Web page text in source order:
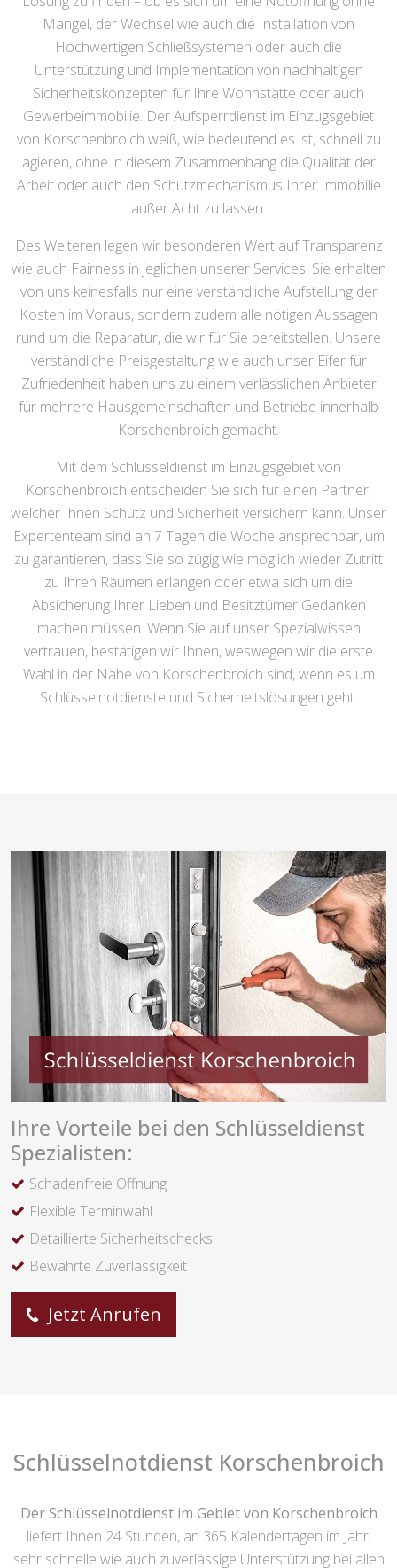
Mangel, der Wechsel wie auch die Installation von
Hochwertigen Schließsystemen oder auch die
Unterstützung und Implementation von nachhaltigen
Sicherheitskonzepten für Ihre Wohnstätte oder auch
Gewerbeimmobilie. Der Aufsperrdienst im Einzugsgebiet
von Korschenbroich weiß, wie bedeutend es ist, schnell zu
agieren, ohne in diesem Zusammenhang die Qualität der
Arbeit oder auch den Schutzmechanismus Ihrer Immobilie
außer Acht zu lassen.
Des Weiteren legen wir besonderen Wert auf Transparenz
wie auch Fairness in jeglichen unserer Services. Sie erhalten
von uns keinesfalls nur eine verständliche Aufstellung der
Kosten im Voraus, sondern zudem alle nötigen Aussagen
rund um die Reparatur, die wir für Sie bereitstellen. Unsere
verständliche Preisgestaltung wie auch unser Eifer für
Zufriedenheit haben uns zu einem verlässlichen Anbieter
für mehrere Hausgemeinschaften und Betriebe innerhalb
Korschenbroich gemacht.
Mit dem Schlüsseldienst im Einzugsgebiet von
Korschenbroich entscheiden Sie sich für einen Partner,
welcher Ihnen Schutz und Sicherheit versichern kann. Unser
Expertenteam sind an 7 Tagen die Woche ansprechbar, um
zu garantieren, dass Sie so zügig wie möglich wieder Zutritt
zu Ihren Räumen erlangen oder etwa sich um die
Absicherung Ihrer Lieben und Besitztümer Gedanken
machen müssen. Wenn Sie auf unser Spezialwissen
vertrauen, bestätigen wir Ihnen, weswegen wir die erste
Wahl in der Nähe von Korschenbroich sind, wenn es um
Schlüsselnotdienste und Sicherheitslösungen geht.
Ihre Vorteile bei den Schlüsseldienst
Spezialisten:
Schadenfreie Öffnung
Flexible Terminwahl
Detaillierte Sicherheitschecks
Bewährte Zuverlässigkeit
Jetzt Anrufen
Schlüsselnotdienst Korschenbroich
Der Schlüsselnotdienst im Gebiet von Korschenbroich
liefert Ihnen 24 Stunden, an 365 Kalendertagen im Jahr,
sehr schnelle wie auch zuverlässige Unterstützung bei allen